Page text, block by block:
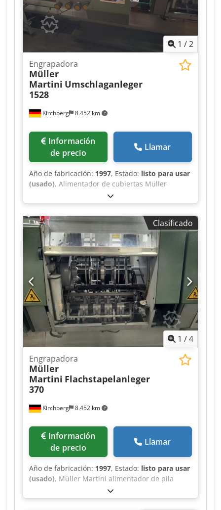
1 /2
Kirchberg 8.452 km
Engrapadora
Müller
Martini Umschlaganleger
1528
de precio
Llamar
Año de fabricación: 1997, Estado: listo para usar
(usado), Alimentador de cubiertas Müller
Martini 1528, año de fabricación 1997
Dodewvmqbjpfx Ab Sock
Clasificado
1 /4
Kirchberg 8.452 km
Engrapadora
Müller
Martini Flachstapelanleger
370
de precio
Llamar
Año de fabricación: 1997, Estado: listo para usar
(usado), Müller Martini alimentador de pila
plana 370, año de fabricación 1997 6x
Djdpfxswvmp Ro Ab Sjck